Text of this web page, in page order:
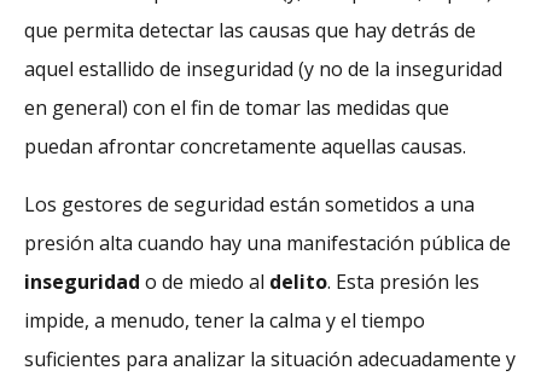
que permita detectar las causas que hay detrás de
aquel estallido de inseguridad (y no de la inseguridad
en general) con el fin de tomar las medidas que
puedan afrontar concretamente aquellas causas.
Los gestores de seguridad están sometidos a una
presión alta cuando hay una manifestación pública de
inseguridad o de miedo al delito. Esta presión les
impide, a menudo, tener la calma y el tiempo
suficientes para analizar la situación adecuadamente y